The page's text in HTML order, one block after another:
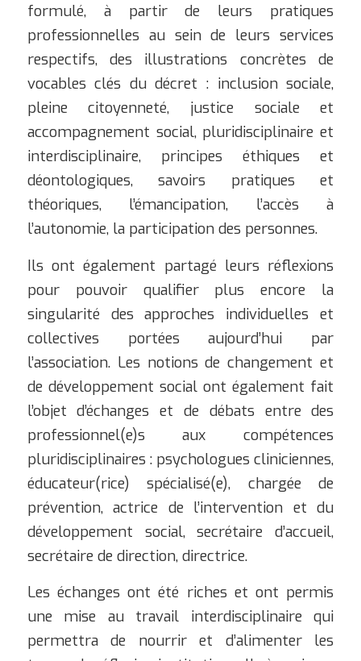
formulé, à partir de leurs pratiques
professionnelles au sein de leurs services
respectifs, des illustrations concrètes de
vocables clés du décret : inclusion sociale,
pleine citoyenneté, justice sociale et
accompagnement social, pluridisciplinaire et
interdisciplinaire, principes éthiques et
déontologiques, savoirs pratiques et
théoriques, l’émancipation, l’accès à
l’autonomie, la participation des personnes.
Ils ont également partagé leurs réflexions
pour pouvoir qualifier plus encore la
singularité des approches individuelles et
collectives portées aujourd’hui par
l’association. Les notions de changement et
de développement social ont également fait
l’objet d’échanges et de débats entre des
professionnel(e)s aux compétences
pluridisciplinaires : psychologues cliniciennes,
éducateur(rice) spécialisé(e), chargée de
prévention, actrice de l’intervention et du
développement social, secrétaire d’accueil,
secrétaire de direction, directrice.
Les échanges ont été riches et ont permis
une mise au travail interdisciplinaire qui
permettra de nourrir et d’alimenter les